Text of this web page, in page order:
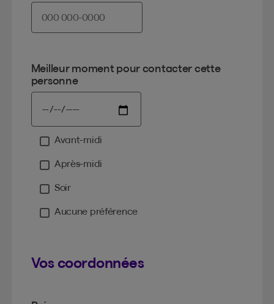
Meilleur moment pour contacter cette
personne
Avant-midi
Après-midi
Soir
Aucune préférence
Vos coordonnées